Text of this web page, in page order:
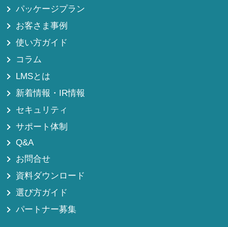
パッケージプラン
お客さま事例
使い方ガイド
コラム
LMSとは
新着情報・IR情報
セキュリティ
サポート体制
Q&A
お問合せ
資料ダウンロード
選び方ガイド
パートナー募集